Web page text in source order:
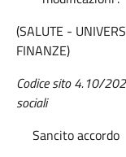
(SALUTE -
FINANZE)
Codice sito 4.10/
sociali
Sancito accordo